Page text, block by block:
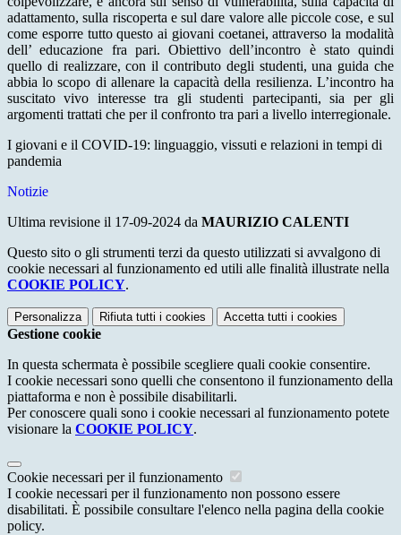
adattamento, sulla riscoperta e sul dare valore alle piccole cose, e sul
come esporre tutto questo ai giovani coetanei, attraverso la modalità
dell’ educazione fra pari. Obiettivo dell’incontro è stato quindi
quello di realizzare, con il contributo degli studenti, una guida che
abbia lo scopo di allenare la capacità della resilienza. L’incontro ha
suscitato vivo interesse tra gli studenti partecipanti, sia per gli
argomenti trattati che per il confronto tra pari a livello interregionale.
I giovani e il COVID-19: linguaggio, vissuti e relazioni in tempi di
pandemia
Notizie
Ultima revisione il 17-09-2024 da MAURIZIO CALENTI
Questo sito o gli strumenti terzi da questo utilizzati si avvalgono di
cookie necessari al funzionamento ed utili alle finalità illustrate nella
COOKIE POLICY.
Personalizza Rifiuta tutti i cookies Accetta tutti i cookies
Gestione cookie
In questa schermata è possibile scegliere quali cookie consentire.
I cookie necessari sono quelli che consentono il funzionamento della
piattaforma e non è possibile disabilitarli.
Per conoscere quali sono i cookie necessari al funzionamento potete
visionare la COOKIE POLICY.
Cookie necessari per il funzionamento
I cookie necessari per il funzionamento non possono essere
disabilitati. È possibile consultare l'elenco nella pagina della cookie
policy.